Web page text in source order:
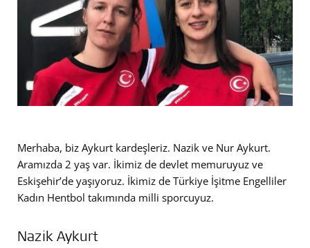
Merhaba, biz Aykurt kardeşleriz. Nazik ve Nur Aykurt.
Aramızda 2 yaş var. İkimiz de devlet memuruyuz ve
Eskişehir’de yaşıyoruz. İkimiz de Türkiye İşitme Engelliler
Kadın Hentbol takımında milli sporcuyuz.
Nazik Aykurt